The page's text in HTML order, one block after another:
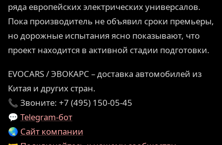
ряда европейских электрических универсалов.
Пока производитель не объявил сроки премьеры,
но дорожные испытания ясно показывают, что
проект находится в активной стадии подготовки.
EVOCARS / ЭВОКАРС – доставка автомобилей из
Китая и других стран.
📞 Звоните: +7 (495) 150-05-45
💬 Telegram-бот
🌏 Сайт компании